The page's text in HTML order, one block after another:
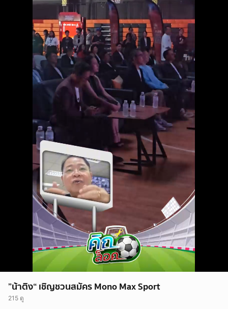
”น้าติง“ เชิญชวนสมัคร Mono Max Sport
215 ดู